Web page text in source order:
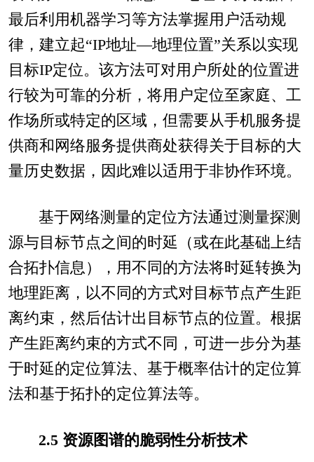
最后利用机器学习等方法掌握用户活动规
律，建立起“IP地址—地理位置”关系以实现
目标IP定位。该方法可对用户所处的位置进
行较为可靠的分析，将用户定位至家庭、工
作场所或特定的区域，但需要从手机服务提
供商和网络服务提供商处获得关于目标的大
量历史数据，因此难以适用于非协作环境。
基于网络测量的定位方法通过测量探测
源与目标节点之间的时延（或在此基础上结
合拓扑信息），用不同的方法将时延转换为
地理距离，以不同的方式对目标节点产生距
离约束，然后估计出目标节点的位置。根据
产生距离约束的方式不同，可进一步分为基
于时延的定位算法、基于概率估计的定位算
法和基于拓扑的定位算法等。
2.5 资源图谱的脆弱性分析技术